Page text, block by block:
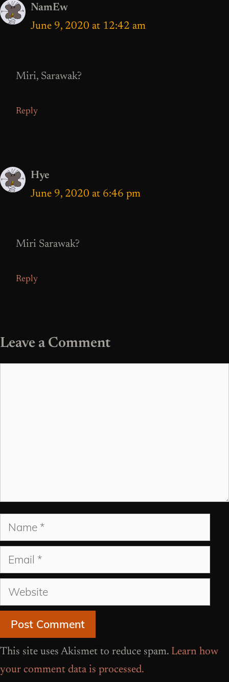
NamEw
June 9, 2020 at 12:42 am
Miri, Sarawak?
Reply
Hye
June 9, 2020 at 6:46 pm
Miri Sarawak?
Reply
Leave a Comment
Name
Email
Website
This site uses Akismet to reduce spam. Learn how
your comment data is processed.